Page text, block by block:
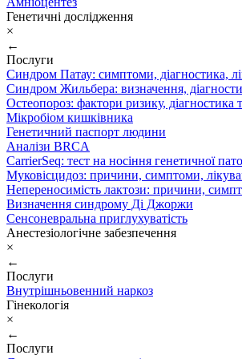
Генетичні дослідження
×
←
Послуги
Синдром Патау: симптоми, дiагностика,
Синдром Жильбера: визначення,
Остеопороз: фактори ризику, діагностика
Мікробіом кишківника
Генетичний паспорт людини
Аналізи BRCA
CarrierSeq: тест на носіння генетичної
Муковісцидоз: причини, симптоми,
Непереносимість лактози: причини,
Визначення синдрому Ді Джоржи
Сенсоневральна приглухуватість
Анестезіологічне забезпечення
×
←
Послуги
Внутрішньовенний наркоз
Гінекологія
×
←
Послуги